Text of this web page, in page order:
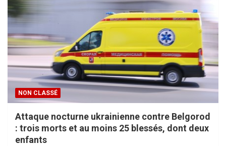
NON CLASSÉ
Attaque nocturne ukrainienne contre Belgorod
: trois morts et au moins 25 blessés, dont deux
enfants